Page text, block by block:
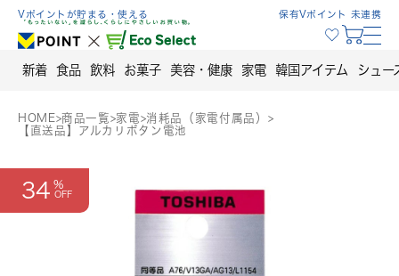
Skip
content
Vポイントが貯まる・使える 保有Vポイント 未連携
新着 食品 飲料 お菓子 美容・健康 家電 韓国アイテム シュー
HOME>商品一覧>家電>消耗品（家電付属品） >
【直送品】アルカリボタン電池
34